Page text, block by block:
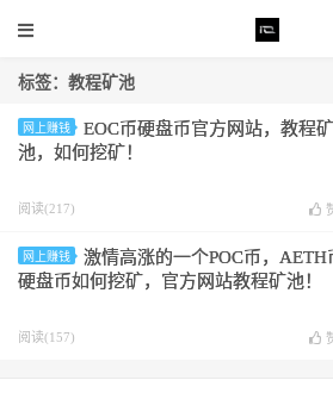
标签：教程矿池
网上赚钱
EOC币硬盘币官方网站，教程矿
池，如何挖矿！
阅读(217)
网上赚钱
激情高涨的一个POC币，AETH
硬盘币如何挖矿，官方网站教程矿池！
阅读(157)